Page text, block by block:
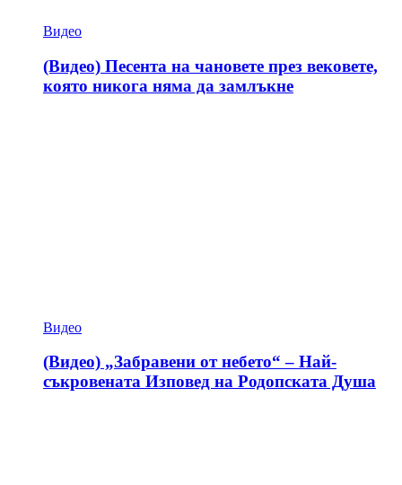
Видео
(Видео) Песента на чановете през вековете,
която никога няма да замлъкне
Видео
(Видео) „Забравени от небето“ – Най-
съкровената Изповед на Родопската Душа